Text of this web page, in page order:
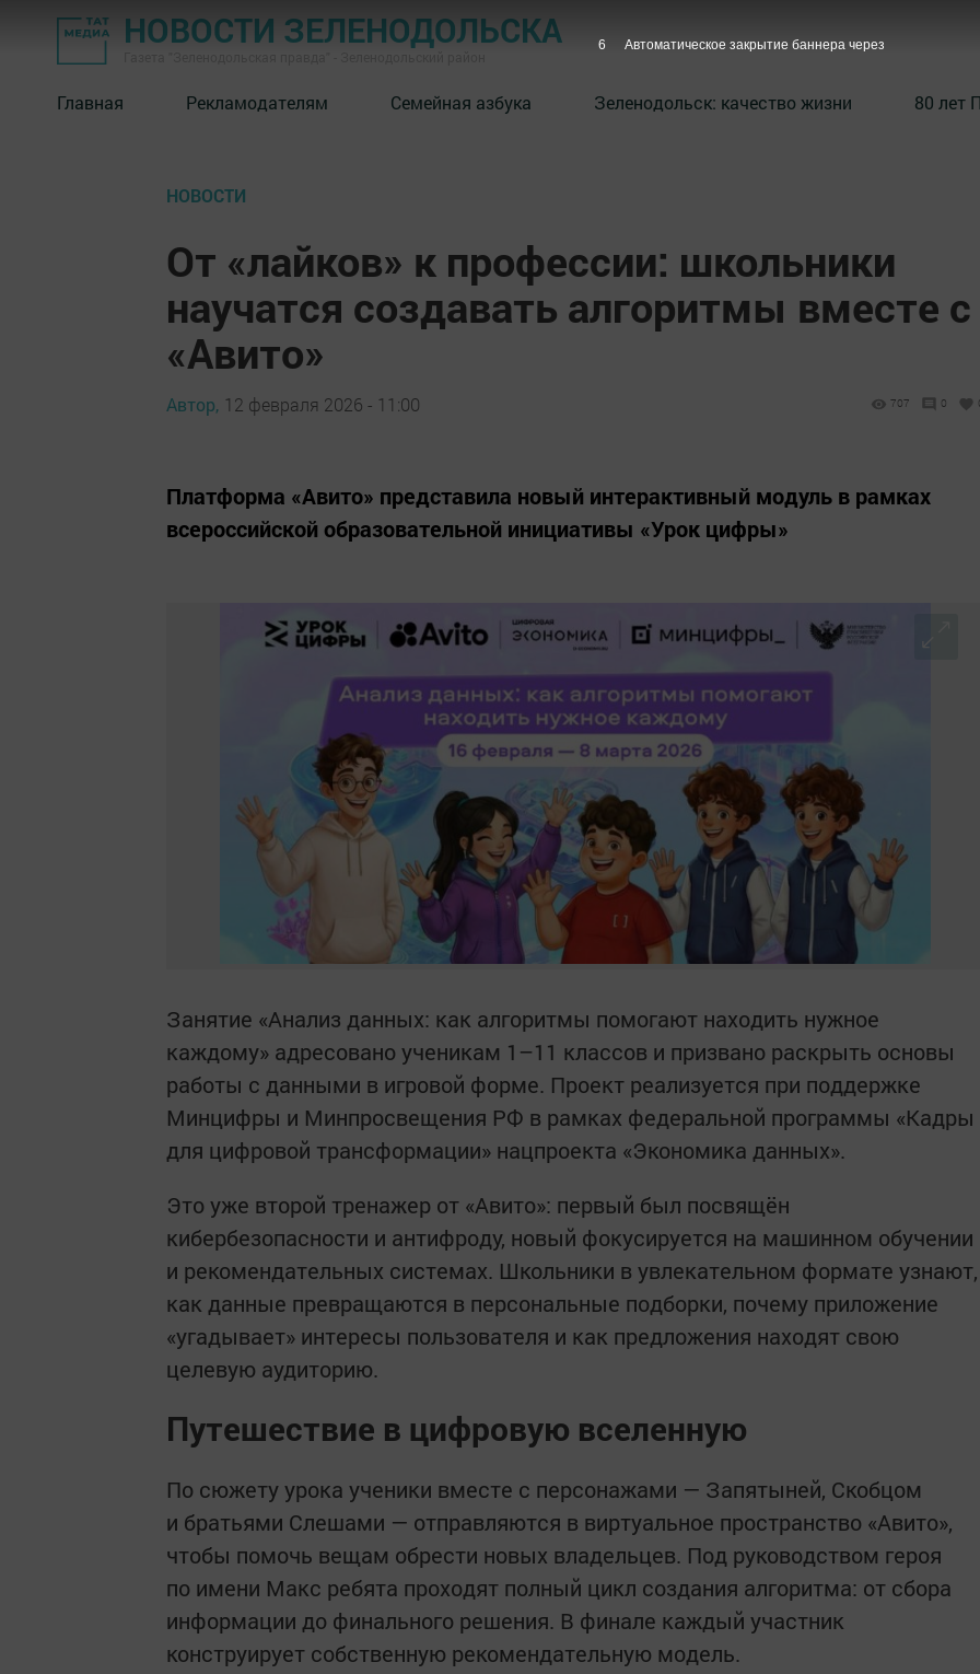
НОВОСТИ ЗЕЛЕНОДОЛЬСКА
Главная Рекламодателям Семейная азбука ⁠Зеленодольск: качество жизни 80 лет
НОВОСТИ
От «лайков» к профессии: школьники
научатся создавать алгоритмы вместе с
«Авито»
Автор, 12 февраля 2026 - 11:00 707 0
Платформа «Авито» представила новый интерактивный модуль в рамках
всероссийской образовательной инициативы «Урок цифры»
Занятие «Анализ данных: как алгоритмы помогают находить нужное
каждому» адресовано ученикам 1–11 классов и призвано раскрыть основы
работы с данными в игровой форме. Проект реализуется при поддержке
Минцифры и Минпросвещения РФ в рамках федеральной программы «Кадры
для цифровой трансформации» нацпроекта «Экономика данных».
Это уже второй тренажер от «Авито»: первый был посвящён
кибербезопасности и антифроду, новый фокусируется на машинном обучении
и рекомендательных системах. Школьники в увлекательном формате узнают,
как данные превращаются в персональные подборки, почему приложение
«угадывает» интересы пользователя и как предложения находят свою
целевую аудиторию.
Путешествие в цифровую вселенную
По сюжету урока ученики вместе с персонажами — Запятыней, Скобцом
и братьями Слешами — отправляются в виртуальное пространство «Авито»,
чтобы помочь вещам обрести новых владельцев. Под руководством героя
по имени Макс ребята проходят полный цикл создания алгоритма: от сбора
информации до финального решения. В финале каждый участник
конструирует собственную рекомендательную модель.
5 Автоматическое закрытие баннера через